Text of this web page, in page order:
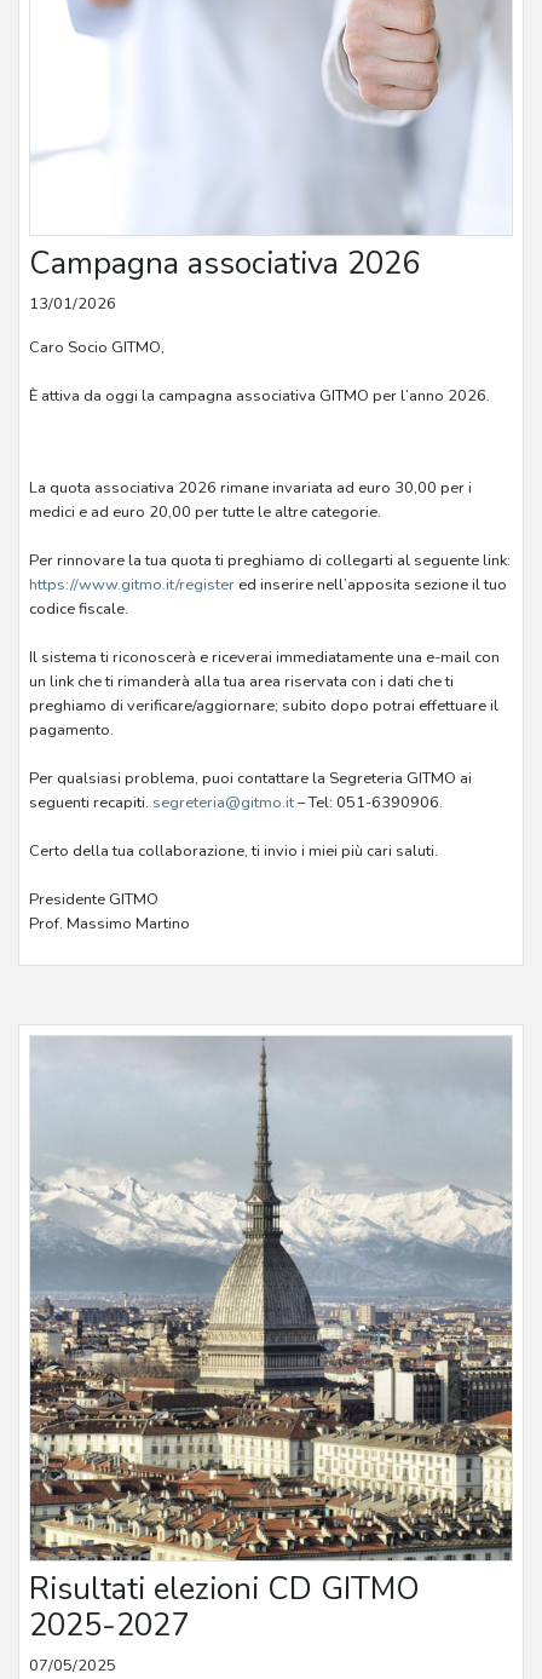
Campagna associativa 2026
13/01/2026
Caro Socio GITMO,
È attiva da oggi la campagna associativa GITMO per l’anno 2026.
La quota associativa 2026 rimane invariata ad euro 30,00 per i
medici e ad euro 20,00 per tutte le altre categorie.
Per rinnovare la tua quota ti preghiamo di collegarti al seguente link:
https://www.gitmo.it/register ed inserire nell’apposita sezione il tuo
codice fiscale.
Il sistema ti riconoscerà e riceverai immediatamente una e-mail con
un link che ti rimanderà alla tua area riservata con i dati che ti
preghiamo di verificare/aggiornare; subito dopo potrai effettuare il
pagamento.
Per qualsiasi problema, puoi contattare la Segreteria GITMO ai
seguenti recapiti. segreteria@gitmo.it– Tel: 051-6390906.
Certo della tua collaborazione, ti invio i miei più cari saluti.
Presidente GITMO
Prof. Massimo Martino
Risultati elezioni CD GITMO
2025-2027
07/05/2025